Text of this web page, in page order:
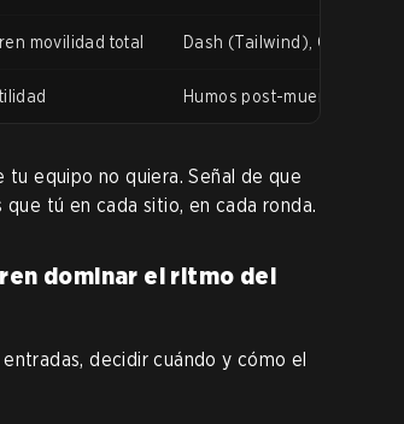
movilidad total Dash (Tailwind), Operator.
Humos post-muerte. Ult de
equipo no quiera. Señal de que
tú en cada sitio, en cada ronda.
dominar el ritmo del
decidir cuándo y cómo el